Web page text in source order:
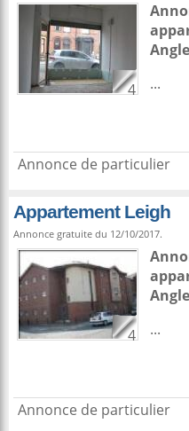
4
...
Annonce de particulier
Appartement Leigh
Annonce gratuite du 12/10/2017.
4
...
Annonce de particulier